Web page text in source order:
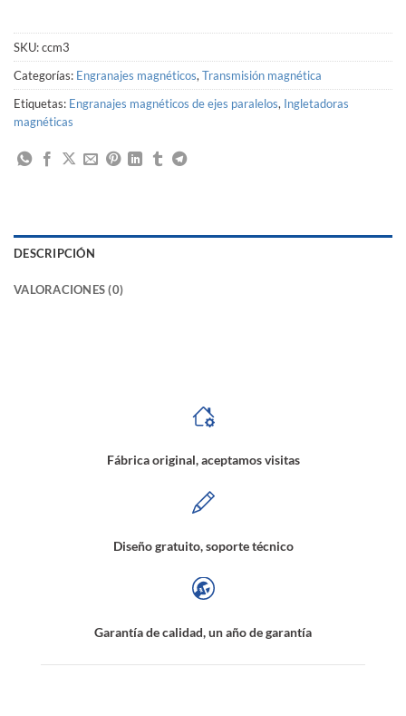
SKU:ccm3
Categorías: Engranajes magnéticos, Transmisión magnética
Etiquetas: Engranajes magnéticos de ejes paralelos, Ingletadoras
magnéticas
DESCRIPCIÓN
VALORACIONES (0)
Fábrica original, aceptamos visitas
Diseño gratuito, soporte técnico
Garantía de calidad, un año de garantía